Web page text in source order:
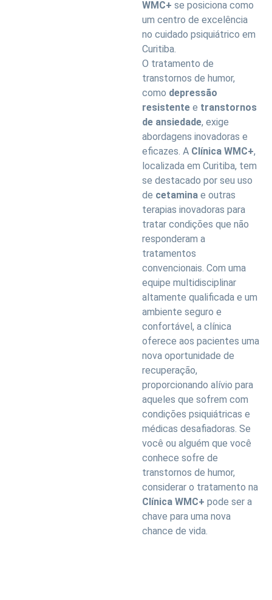
WMC+ se posiciona como
um centro de excelência
no cuidado psiquiátrico em
Curitiba.
O tratamento de
transtornos de humor,
como depressão
resistente e transtornos
de ansiedade, exige
abordagens inovadoras e
eficazes. A Clínica WMC+,
localizada em Curitiba, tem
se destacado por seu uso
de cetamina e outras
terapias inovadoras para
tratar condições que não
responderam a
tratamentos
convencionais. Com uma
equipe multidisciplinar
altamente qualificada e um
ambiente seguro e
confortável, a clínica
oferece aos pacientes uma
nova oportunidade de
recuperação,
proporcionando alívio para
aqueles que sofrem com
condições psiquiátricas e
médicas desafiadoras. Se
você ou alguém que você
conhece sofre de
transtornos de humor,
considerar o tratamento na
Clínica WMC+ pode ser a
chave para uma nova
chance de vida.